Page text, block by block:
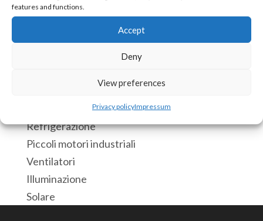
features and functions.
Accept
Deny
View preferences
Privacy policyImpressum
di
CT050v10 [85043110003CN]
Consumo energetico di una macchina
HVAC e pompe
Refrigerazione
Piccoli motori industriali
Ventilatori
Illuminazione
Solare